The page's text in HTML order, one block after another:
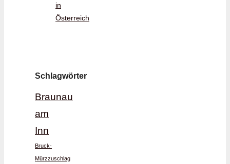
in
Österreich
Schlagwörter
Braunau
am
Inn
Bruck-
Mürzzuschlag